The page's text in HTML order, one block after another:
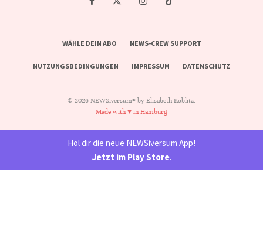
WÄHLE DEIN ABO NEWS-CREW SUPPORT
NUTZUNGSBEDINGUNGEN IMPRESSUM DATENSCHUTZ
© 2026 NEWSiversum® by Elisabeth Koblitz.
Made with ♥ in Hamburg
Hol dir die neue NEWSiversum App!
Jetzt im Play Store.